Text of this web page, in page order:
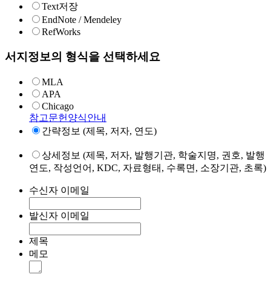
Text저장
EndNote / Mendeley
RefWorks
서지정보의 형식을 선택하세요
MLA
APA
Chicago
참고문헌양식안내
간략정보 (제목, 저자, 연도)
상세정보 (제목, 저자, 발행기관, 학술지명, 권호, 발행
연도, 작성언어, KDC, 자료형태, 수록면, 소장기관, 초록)
수신자 이메일
발신자 이메일
제목
메모